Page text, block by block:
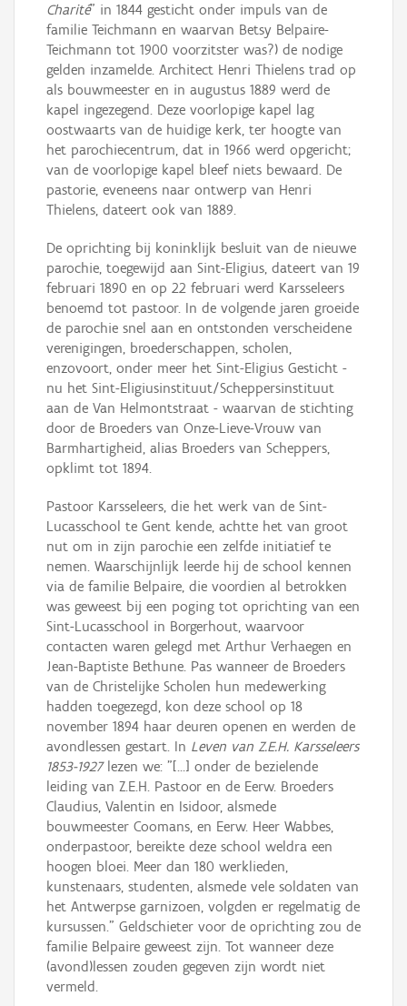
Charité" in 1844 gesticht onder impuls van de
familie Teichmann en waarvan Betsy Belpaire-
Teichmann tot 1900 voorzitster was?) de nodige
gelden inzamelde. Architect Henri Thielens trad op
als bouwmeester en in augustus 1889 werd de
kapel ingezegend. Deze voorlopige kapel lag
oostwaarts van de huidige kerk, ter hoogte van
het parochiecentrum, dat in 1966 werd opgericht;
van de voorlopige kapel bleef niets bewaard. De
pastorie, eveneens naar ontwerp van Henri
Thielens, dateert ook van 1889.
De oprichting bij koninklijk besluit van de nieuwe
parochie, toegewijd aan Sint-Eligius, dateert van 19
februari 1890 en op 22 februari werd Karsseleers
benoemd tot pastoor. In de volgende jaren groeide
de parochie snel aan en ontstonden verscheidene
verenigingen, broederschappen, scholen,
enzovoort, onder meer het Sint-Eligius Gesticht -
nu het Sint-Eligiusinstituut/Scheppersinstituut
aan de Van Helmontstraat - waarvan de stichting
door de Broeders van Onze-Lieve-Vrouw van
Barmhartigheid, alias Broeders van Scheppers,
opklimt tot 1894.
Pastoor Karsseleers, die het werk van de Sint-
Lucasschool te Gent kende, achtte het van groot
nut om in zijn parochie een zelfde initiatief te
nemen. Waarschijnlijk leerde hij de school kennen
via de familie Belpaire, die voordien al betrokken
was geweest bij een poging tot oprichting van een
Sint-Lucasschool in Borgerhout, waarvoor
contacten waren gelegd met Arthur Verhaegen en
Jean-Baptiste Bethune. Pas wanneer de Broeders
van de Christelijke Scholen hun medewerking
hadden toegezegd, kon deze school op 18
november 1894 haar deuren openen en werden de
avondlessen gestart. In Leven van Z.E.H. Karsseleers
1853-1927lezen we: "[…] onder de bezielende
leiding van Z.E.H. Pastoor en de Eerw. Broeders
Claudius, Valentin en Isidoor, alsmede
bouwmeester Coomans, en Eerw. Heer Wabbes,
onderpastoor, bereikte deze school weldra een
hoogen bloei. Meer dan 180 werklieden,
kunstenaars, studenten, alsmede vele soldaten van
het Antwerpse garnizoen, volgden er regelmatig de
kursussen." Geldschieter voor de oprichting zou de
familie Belpaire geweest zijn. Tot wanneer deze
(avond)lessen zouden gegeven zijn wordt niet
vermeld.